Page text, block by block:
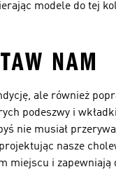
modele do tej
NAM
ale również
podeszwy i
nie musiał
nasze
miejscu i zapewniają